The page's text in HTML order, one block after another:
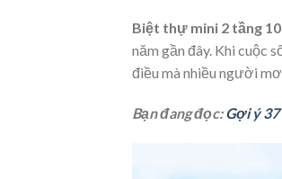
Biệt thự mini 2 tầng
năm gần đây. Khi cuộc
điều mà nhiều người
Bạn đang đọc:Gợi ý